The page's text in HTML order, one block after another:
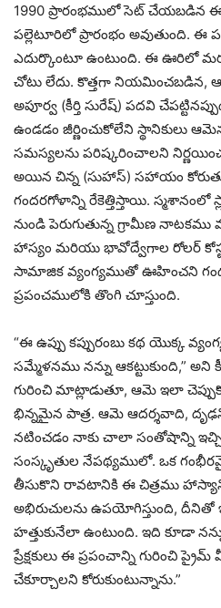
1990 ప్రారంభములో సెట్ చేయబడిన ఈ
పల్లెటూరిలో ప్రారంభం అవుతుంది. ఈ
ఎదుర్కొంటూ ఉంటుంది. ఈ ఊరిలో
చోటు లేదు. కొత్తగా నియమించబడిన,
అపూర్వ (కీర్తి సురేష్) పదవి
ఉండడం జీర్ణించుకోలేని స్థానికులు
సమస్యలను పరిష్కరించాలని
అయిన చిన్న (సుహాస్) సహాయం
గందరగోళాన్ని రేకెత్తిస్తాయి. స్మశానంలో
నుండి పెరుగుతున్న గ్రామీణ
హాస్యం మరియు భావోద్వేగాల రోలర్
సామాజిక వ్యంగ్యముతో ఊహించని
ప్రపంచములోకి తొంగి చూస్తుంది.
“ఈ ఉప్పు కప్పురంబు కథ యొక్క
సమ్మేళనము నన్ను ఆకట్టుకుంది,” అని
గురించి మాట్లాడుతూ, ఆమె ఇలా
భిన్నమైన పాత్ర. ఆమె ఆదర్శవాది,
నటించడం నాకు చాలా సంతోషాన్ని
సంస్కృతుల నేపథ్యములో. ఒక
తీసుకొని రావటానికి ఈ చిత్రము
అభిరుచులను ఉపయోగిస్తుంది,
హత్తుకునేలా ఉంటుంది. ఇది కూడా
ప్రేక్షకులు ఈ ప్రపంచాన్ని గురించి
చేకూర్చాలని కోరుకుంటున్నాను.”